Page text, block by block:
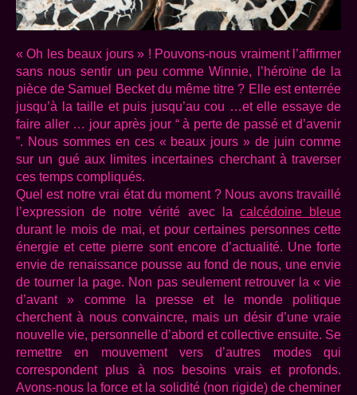
« Oh les beaux jours » ! Pouvons-nous vraiment l’affirmer
sans nous sentir un peu comme Winnie, l’héroïne de la
pièce de Samuel Becket du même titre ? Elle est enterrée
jusqu’à la taille et puis jusqu’au cou …et elle essaye de
faire aller … jour après jour “ à perte de passé et d’avenir
”. Nous sommes en ces « beaux jours » de juin comme
sur un gué aux limites incertaines cherchant à traverser
ces temps compliqués.
Quel est notre vrai état du moment ? Nous avons travaillé
l’expression de notre vérité avec la calcédoine bleue
durant le mois de mai, et pour certaines personnes cette
énergie et cette pierre sont encore d’actualité. Une forte
envie de renaissance pousse au fond de nous, une envie
de tourner la page. Non pas seulement retrouver la « vie
d’avant » comme la presse et le monde politique
cherchent à nous convaincre, mais un désir d’une vraie
nouvelle vie, personnelle d’abord et collective ensuite. Se
remettre en mouvement vers d’autres modes qui
correspondent plus à nos besoins vrais et profonds.
Avons-nous la force et la solidité (non rigide) de cheminer